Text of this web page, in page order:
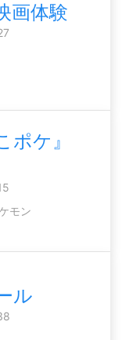
画体験
ポケ』
モン
ル